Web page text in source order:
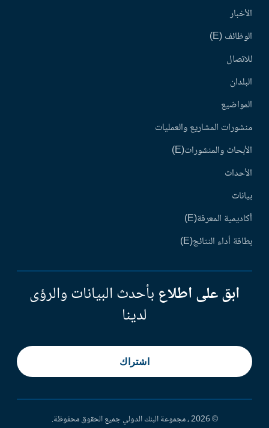
الأخبار
الوظائف (E)
للاتصال
البلدان
المواضيع
منشورات المشاريع والعمليات
الأبحاث والمنشورات(E)
الأحداث
بيانات
أكاديمية المعرفة(E)
بطاقة أداء النتائج(E)
ابق على اطلاع بأحدث البيانات والرؤى
لدينا
اشتراك
© 2026 ، مجموعة البنك الدولي جميع الحقوق محفوظة.